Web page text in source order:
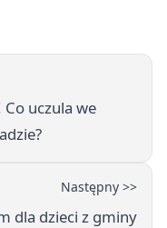
uczula we
Następny >>
dla dzieci z gminy